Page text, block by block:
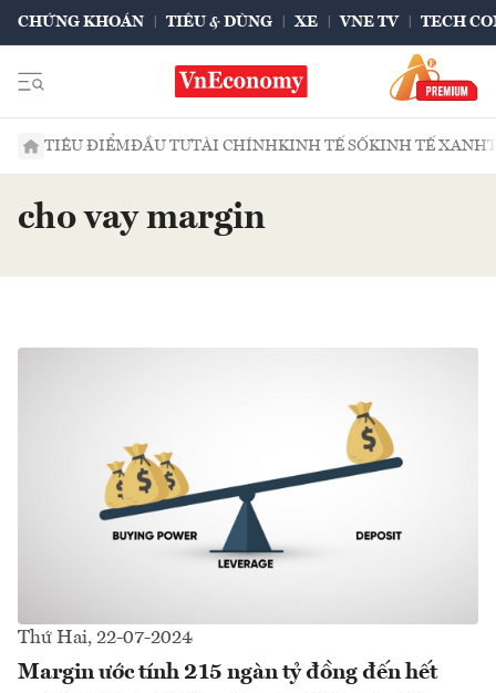
CHỨNG KHOÁN TIÊU & DÙNG XE VNE TV TECH
TIÊU ĐIỂMĐẦU TƯTÀI CHÍNHKINH TẾ SỐKINH TẾ XANH
cho vay margin
Thứ Hai, 22-07-2024
Margin ước tính 215 ngàn tỷ đồng đến hết